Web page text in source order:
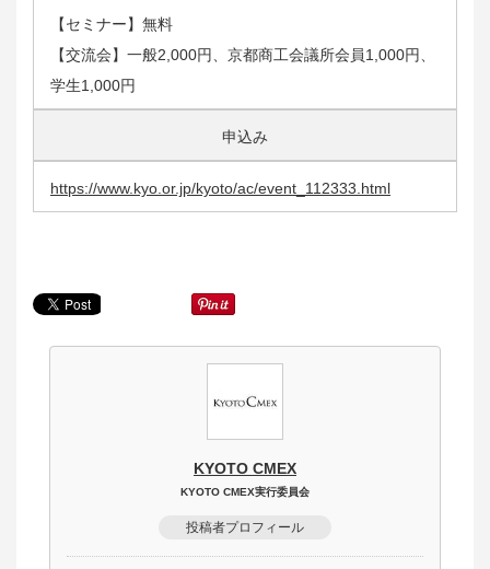
【セミナー】無料
【交流会】一般2,000円、京都商工会議所会員1,000円、
学生1,000円
申込み
https://www.kyo.or.jp/kyoto/ac/event_112333.html
KYOTO CMEX
KYOTO CMEX実行委員会
投稿者プロフィール